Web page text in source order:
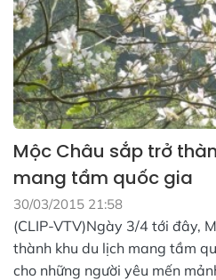
Mộc Châu sắp trở
mang tầm quốc gia
30/03/2015 21:58
(CLIP-VTV)Ngày 3/4 tới đây,
thành khu du lịch mang tầm
cho những người yêu mến